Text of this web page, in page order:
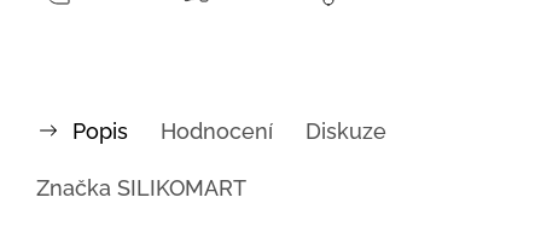
Popis Hodnocení Diskuze
Značka SILIKOMART